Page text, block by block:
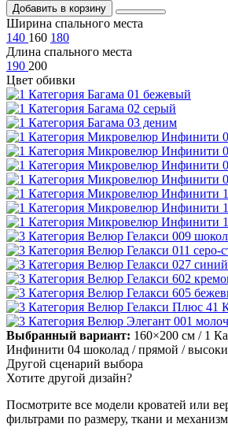
Добавить в корзину
Ширина спального места
140 160 180
Длина спального места
190 200
Цвет обивки
Выбранный вариант: 160×200 см / 1
Инфинити 04 шоколад / прямой /
Другой сценарий выбора
Хотите другой дизайн?
Посмотрите все модели кроватей или
фильтрами по размеру, ткани и